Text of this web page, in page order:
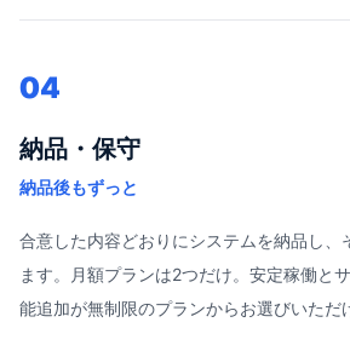
04
納品・保守
納品後もずっと
合意した内容どおりにシステムを納品し、
ます。月額プランは2つだけ。安定稼働と
能追加が無制限のプランからお選びいただ